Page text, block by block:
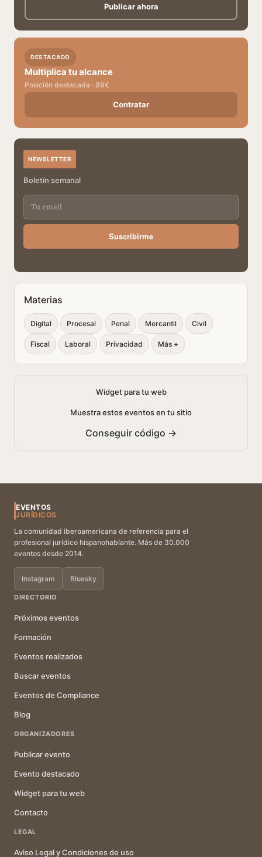
Publicar ahora
DESTACADO
Multiplica tu alcance
Posición destacada · 99€
Contratar
NEWSLETTER
Boletín semanal
Suscribirme
Materias
Digital Procesal Penal Mercantil Civil
Fiscal Laboral Privacidad Más +
Widget para tu web
Muestra estos eventos en tu sitio
Conseguir código →
EVENTOS
JURÍDICOS
La comunidad iberoamericana de referencia para el
profesional jurídico hispanohablante. Más de 30.000
eventos desde 2014.
Instagram Bluesky
DIRECTORIO
Próximos eventos
Formación
Eventos realizados
Buscar eventos
Eventos de Compliance
Blog
ORGANIZADORES
Publicar evento
Evento destacado
Widget para tu web
Contacto
LEGAL
Aviso Legal y Condiciones de uso